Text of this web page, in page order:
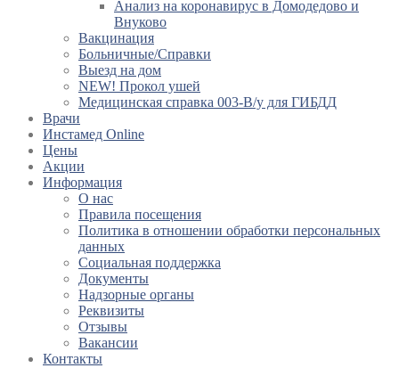
Анализ на коронавирус в Домодедово и
Внуково
Вакцинация
Больничные/Справки
Выезд на дом
NEW! Прокол ушей
Медицинская справка 003-В/у для ГИБДД
Врачи
Инстамед Online
Цены
Акции
Информация
О нас
Правила посещения
Политика в отношении обработки персональных
данных
Социальная поддержка
Документы
Надзорные органы
Реквизиты
Отзывы
Вакансии
Контакты